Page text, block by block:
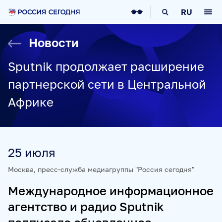
О НАС
О МЕДИАГРУППЕ
ИСТОРИЯ
СОЦИАЛЬНАЯ ОТВЕТСТВЕННОСТЬ
РУКОВОДСТВО
КАРЬЕРА
СТАЖИРОВКА
IT-ВОЗМОЖНОСТИ
НАГРАДЫ
НАШИ СМИ
РИА НОВОСТИ
СОЦИАЛЬНЫЙ НАВИГАТОР
ПРОЕКТЫ
SPUTNIKPRO
КОНКУРС ИМЕНИ СТЕНИНА
ФЕСТИВАЛЬ KOKTEBEL JAZZ PARTY
RU
Новости
Sputnik продолжает расширение
партнерской сети в Центральной
Африке
25 июля
Москва, пресс-служба медиагруппы "Россия сегодня"
Международное информационное
агентство и радио Sputnik